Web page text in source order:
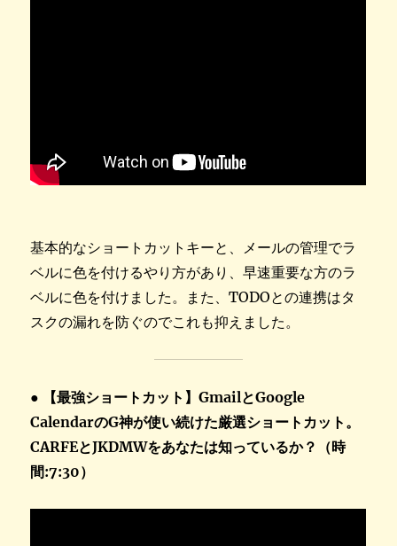
基本的なショートカットキーと、メールの管理でラ
ベルに色を付けるやり方があり、早速重要な方のラ
ベルに色を付けました。また、TODOとの連携はタ
スクの漏れを防ぐのでこれも抑えました。
● 【最強ショートカット】GmailとGoogle
CalendarのG神が使い続けた厳選ショートカット。
CARFEとJKDMWをあなたは知っているか？（時
間:7:30）